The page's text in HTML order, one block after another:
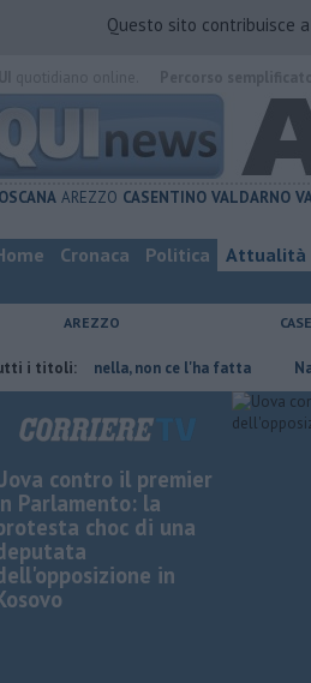
Questo sito contribuisce
AREZZO CASENTINO VALDARNO
Cronaca Politica Attualità
AREZZO
i titoli:
legionella, non ce l'ha fatta
contro il premier
Parlamento: la
choc di una
in